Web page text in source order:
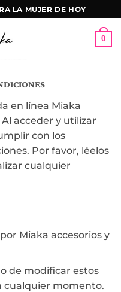
LA MUJER DE HOY
0
en línea Miaka
acceder y utilizar
con los
Por favor, léelos
cualquier
Miaka accesorios y
de modificar estos
cualquier momento.